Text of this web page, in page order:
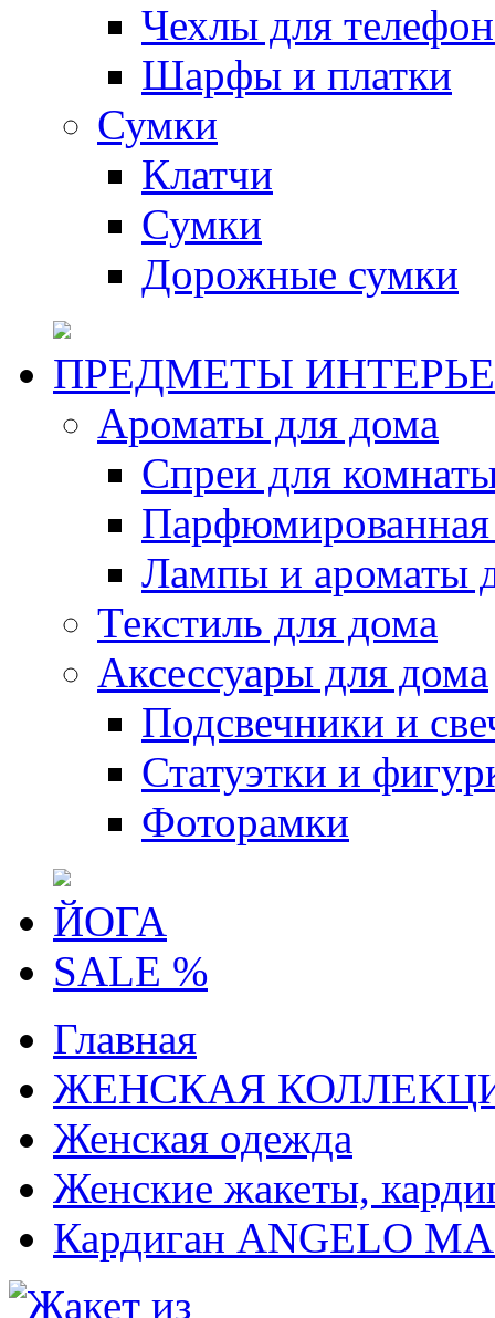
Чехлы для
Шарфы и платки
Сумки
Клатчи
Сумки
Дорожные сумки
ПРЕДМЕТЫ
Ароматы для дома
Спреи для
Парфюмированная
Лампы и ароматы
Текстиль для дома
Аксессуары для дома
Подсвечники и
Статуэтки и
Фоторамки
ЙОГА
SALE %
Главная
ЖЕНСКАЯ
Женская одежда
Женские жакеты,
Кардиган ANGELO